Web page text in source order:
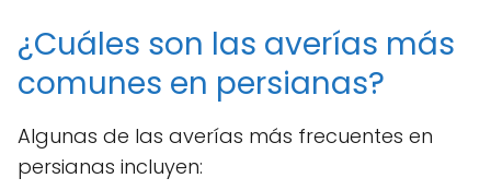
¿Cuáles son las averías más
comunes en persianas?
Algunas de las averías más frecuentes en
persianas incluyen: